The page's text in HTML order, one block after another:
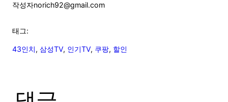
작성자norich92@gmail.com
태그:
43인치, 삼성TV, 인기TV, 쿠팡, 할인